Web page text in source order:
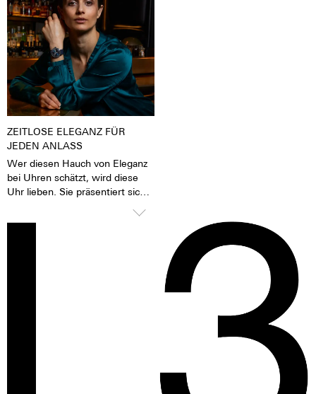
Tages- oder Kunstlicht angeregt
wurden, geben sie im Dunkeln
die aufgenommene Lichtenergie
über mehrere Stunden wieder
ab. Das verleiht der Uhr eine
extrem gute Lesbarkeit auch im
Dunklen.
ZEITLOSE ELEGANZ FÜR
JEDEN ANLASS
Wer diesen Hauch von Eleganz
bei Uhren schätzt, wird diese
Uhr lieben. Sie präsentiert sich
aber dank des bombierten